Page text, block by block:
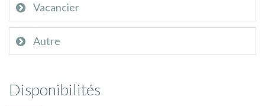
Vacancier
Autre
Disponibilités